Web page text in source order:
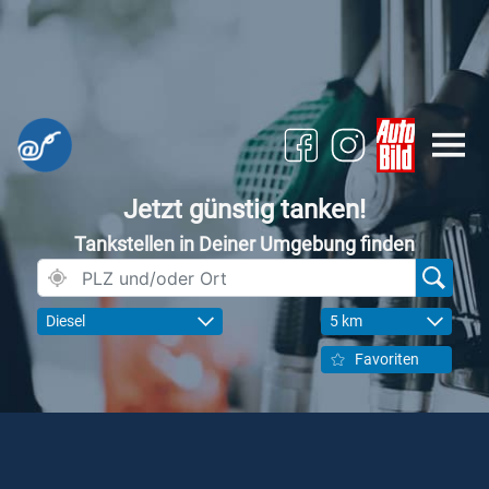
Jetzt günstig tanken!
Tankstellen in Deiner Umgebung finden
Diesel 5 km
Favoriten